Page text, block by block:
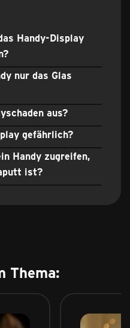
Handy-Display
nur das Glas
aus?
gefährlich?
Handy zugreifen,
ist?
Thema: